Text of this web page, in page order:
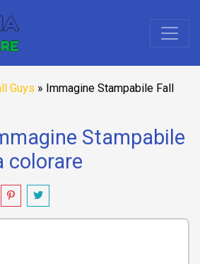
Guys » Immagine Stampabile Fall
Stampabile
colorare